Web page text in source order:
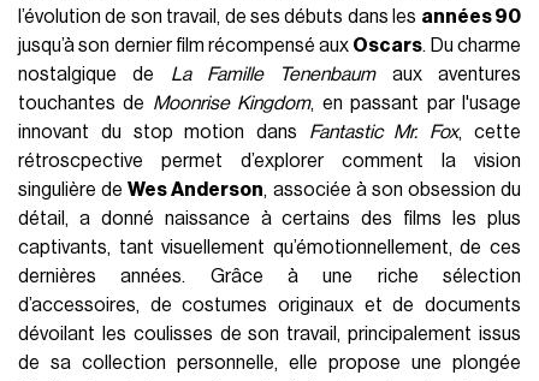
l’évolution de son travail, de ses débuts dans les années 90
jusqu’à son dernier film récompensé aux Oscars. Du charme
nostalgique de La Famille Tenenbaumaux aventures
touchantes de Moonrise Kingdom, en passant par l'usage
innovant du stop motion dans Fantastic Mr. Fox, cette
rétroscpective permet d’explorer comment la vision
singulière deWes Anderson, associée à son obsession du
détail, a donné naissance à certains des films les plus
captivants, tant visuellement qu’émotionnellement, de ces
dernières années. Grâce à une riche sélection
d’accessoires, de costumes originaux et de documents
dévoilant les coulisses de son travail, principalement issus
de sa collection personnelle, elle propose une plongée